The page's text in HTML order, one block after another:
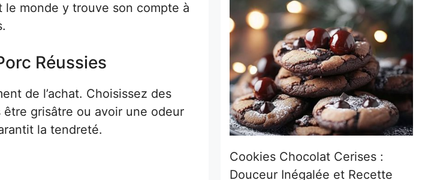
monde y trouve son compte à
Réussies
de l’achat. Choisissez des
grisâtre ou avoir une odeur
la tendreté.
Cookies Chocolat Cerises :
Douceur Inégalée et Recette